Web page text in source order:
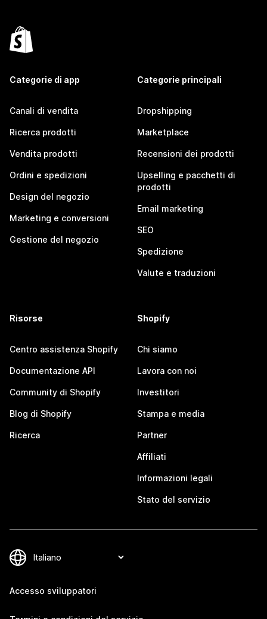
Categorie di app
Canali di vendita
Ricerca prodotti
Vendita prodotti
Ordini e spedizioni
Design del negozio
Marketing e conversioni
Gestione del negozio
Categorie principali
Dropshipping
Marketplace
Recensioni dei prodotti
Upselling e pacchetti di
prodotti
Email marketing
SEO
Spedizione
Valute e traduzioni
Risorse
Centro assistenza Shopify
Documentazione API
Community di Shopify
Blog di Shopify
Ricerca
Shopify
Chi siamo
Lavora con noi
Investitori
Stampa e media
Partner
Affiliati
Informazioni legali
Stato del servizio
Accesso sviluppatori